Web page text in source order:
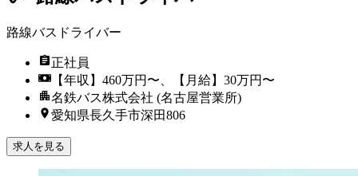
路線バスドライバー
正社員
【年収】460万円〜、【月給】30万円〜
名鉄バス株式会社 (名古屋営業所)
愛知県長久手市深田806
求人を見る